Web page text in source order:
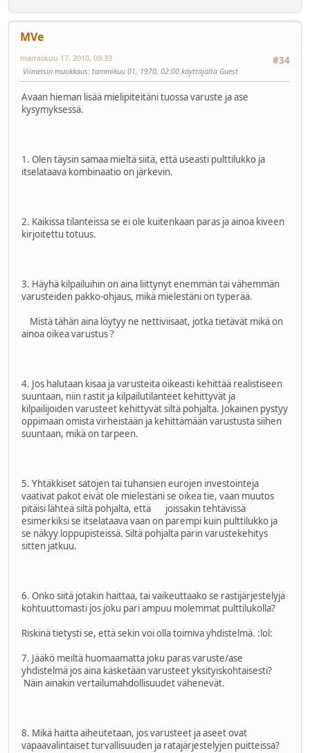
MVe
#34
marraskuu 17, 2010, 09:33
Viimeisin muokkaus: tammikuu 01, 1970, 02:00 käyttäjältä Guest
Avaan hieman lisää mielipiteitäni tuossa varuste ja ase
kysymyksessä.
1. Olen täysin samaa mieltä siitä, että useasti pulttilukko ja
itselataava kombinaatio on järkevin.
2. Kaikissa tilanteissa se ei ole kuitenkaan paras ja ainoa kiveen
kirjoitettu totuus.
3. Häyhä kilpailuihin on aina liittynyt enemmän tai vähemmän
varusteiden pakko-ohjaus, mikä mielestäni on typerää.
Mistä tähän aina löytyy ne nettiviisaat, jotka tietävät mikä on
ainoa oikea varustus ?
4. Jos halutaan kisaa ja varusteita oikeasti kehittää realistiseen
suuntaan, niin rastit ja kilpailutilanteet kehittyvät ja
kilpailijoiden varusteet kehittyvät siltä pohjalta. Jokainen pystyy
oppimaan omista virheistään ja kehittämään varustusta siihen
suuntaan, mikä on tarpeen.
5. Yhtäkkiset satojen tai tuhansien eurojen investointeja
vaativat pakot eivät ole mielestäni se oikea tie, vaan muutos
pitäisi lähteä siltä pohjalta, että joissakin tehtävissä
esimerkiksi se itselataava vaan on parempi kuin pulttilukko ja
se näkyy loppupisteissä. Siltä pohjalta parin varustekehitys
sitten jatkuu.
6. Onko siitä jotakin haittaa, tai vaikeuttaako se rastijärjestelyjä
kohtuuttomasti jos joku pari ampuu molemmat pulttilukolla?
Riskinä tietysti se, että sekin voi olla toimiva yhdistelmä. :lol:
7. Jääkö meiltä huomaamatta joku paras varuste/ase
yhdistelmä jos aina käsketään varusteet yksityiskohtaisesti?
Näin ainakin vertailumahdollisuudet vähenevät.
8. Mikä haitta aiheutetaan, jos varusteet ja aseet ovat
vapaavalintaiset turvallisuuden ja ratajärjestelyjen puitteissa?